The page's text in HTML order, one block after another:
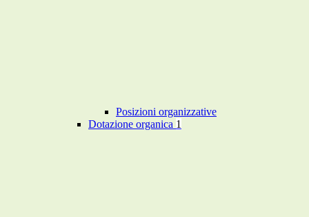
Posizioni organizzative
Dotazione organica 1